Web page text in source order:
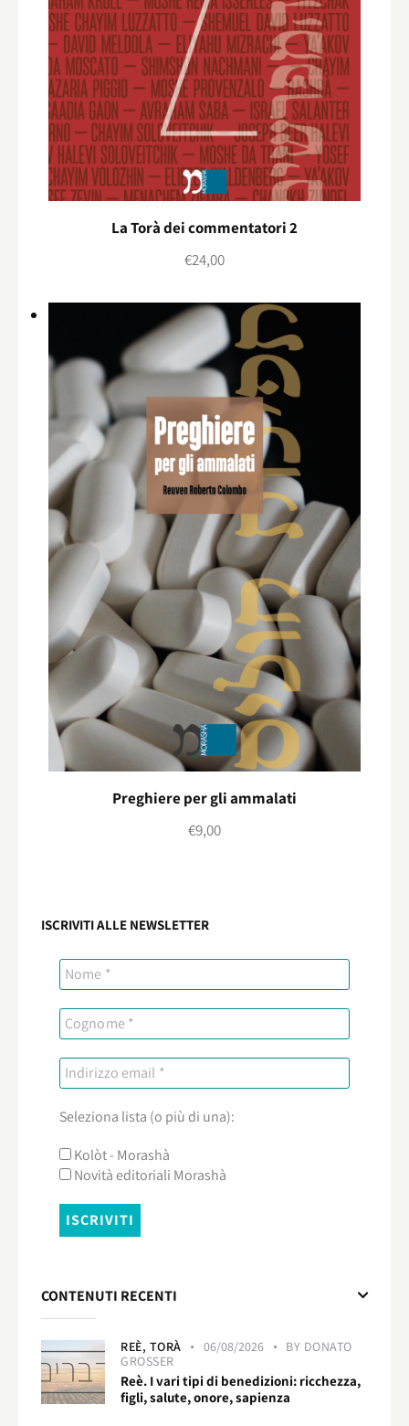
La Torà dei commentatori 2
€24,00
Preghiere per gli ammalati
€9,00
ISCRIVITI ALLE NEWSLETTER
Seleziona lista (o più di una):
Kolòt - Morashà
Novità editoriali Morashà
CONTENUTI RECENTI
REÈ, TORÀ 06/08/2026 BY DONATO
GROSSER
Reè. I vari tipi di benedizioni: ricchezza,
figli, salute, onore, sapienza